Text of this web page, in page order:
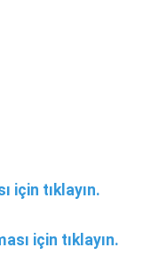
için tıklayın.
için tıklayın.